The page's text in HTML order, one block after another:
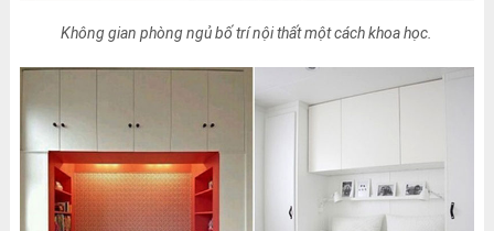
Không gian phòng ngủ bố trí nội thất một cách khoa học.